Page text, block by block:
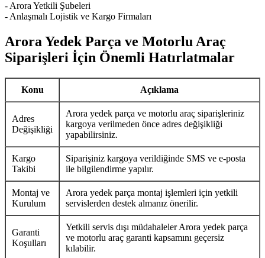
- Arora Yetkili Şubeleri
- Anlaşmalı Lojistik ve Kargo Firmaları
Arora Yedek Parça ve Motorlu Araç
Siparişleri İçin Önemli Hatırlatmalar
Konu Açıklama
Adres
Değişikliği
Arora yedek parça ve motorlu araç siparişleriniz
kargoya verilmeden önce adres değişikliği
yapabilirsiniz.
Kargo
Takibi
Siparişiniz kargoya verildiğinde SMS ve e-posta
ile bilgilendirme yapılır.
Montaj ve
Kurulum
Arora yedek parça montaj işlemleri için yetkili
servislerden destek almanız önerilir.
Garanti
Koşulları
Yetkili servis dışı müdahaleler Arora yedek parça
ve motorlu araç garanti kapsamını geçersiz
kılabilir.